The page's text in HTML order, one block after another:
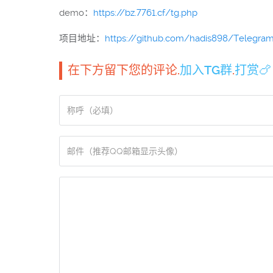
demo： https://bz.7761.cf/tg.php
项目地址： https://github.com/hadis898/
在下方留下您的评论.加入TG群.打赏🍗